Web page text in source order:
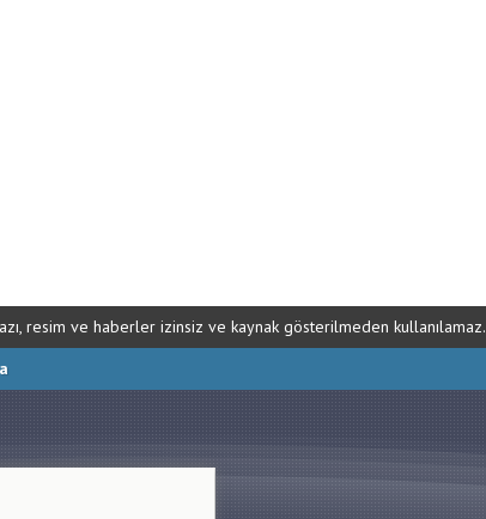
resim ve haberler izinsiz ve kaynak gösterilmeden kullanılamaz.